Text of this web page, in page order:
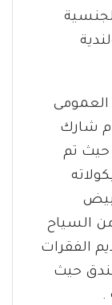
الجنسية
شارك
حيث تم
السياح
الفقرات
حيث
.